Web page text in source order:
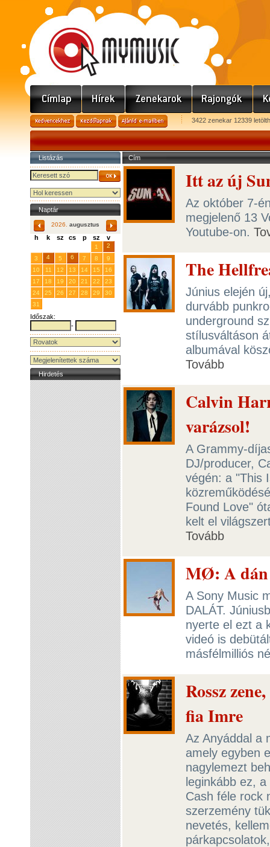
3422 zenekar 12339
Listázás
Naptár
2026. augusztus
h k sz cs p sz v
1
2
3
4 5 6 7 8
9
10
11 12 13 14 15
16
17
18 19 20 21 22
23
24
25 26 27 28 29
30
31
Időszak:
-
Hirdetés
Cím
Itt az új
Az október 7-
megjelenő 13
Youtube-on.
The
Június elején
durvább
underground
stílusváltáson
albumával
Tovább
Calvin
varázsol!
A Grammy-
DJ/producer,
végén: a "This
Found Love"
kelt el
Tovább
MØ: A dán
A Sony Music
DALÁT.
nyerte el ezt a
videó is
másfélmilliós
Rossz
fia Imre
Az Anyáddal a
amely egyben
nagylemezt
leginkább ez,
Cash féle rock
szerzemény
nevetés,